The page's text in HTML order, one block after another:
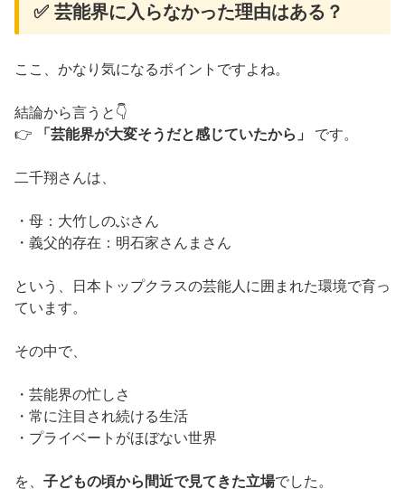
✅ 芸能界に入らなかった理由はある？
ここ、かなり気になるポイントですよね。
結論から言うと👇
👉
「芸能界が大変そうだと感じていたから」 です。
二千翔さんは、
・母：大竹しのぶさん
・義父的存在：明石家さんまさん
という、日本トップクラスの芸能人に囲まれた環境で育っ
ています。
その中で、
・芸能界の忙しさ
・常に注目され続ける生活
・プライベートがほぼない世界
を、 子どもの頃から間近で見てきた立場でした。